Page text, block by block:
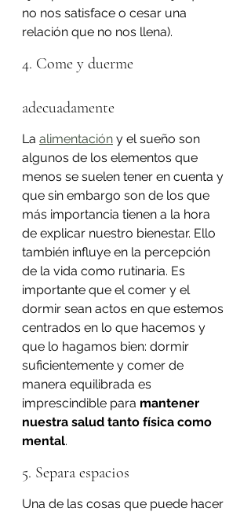
no nos satisface o cesar una
relación que no nos llena).
4. Come y duerme
adecuadamente
La alimentación y el sueño son
algunos de los elementos que
menos se suelen tener en cuenta y
que sin embargo son de los que
más importancia tienen a la hora
de explicar nuestro bienestar. Ello
también influye en la percepción
de la vida como rutinaria. Es
importante que el comer y el
dormir sean actos en que estemos
centrados en lo que hacemos y
que lo hagamos bien: dormir
suficientemente y comer de
manera equilibrada es
imprescindible para mantener
nuestra salud tanto física como
mental.
5. Separa espacios
Una de las cosas que puede hacer